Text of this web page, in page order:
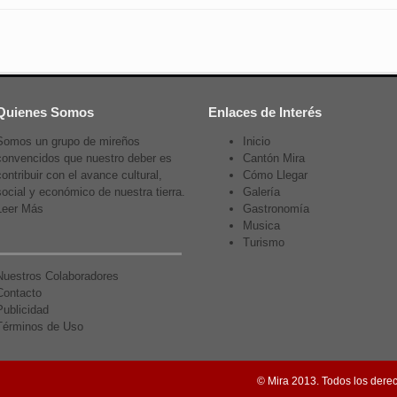
Somos
un grupo de mireños
que nuestro deber es
con el avance cultural,
y económico de nuestra tierra.
Más
Colaboradores
de Uso
Enlaces de Interés
Inicio
Cantón Mira
Cómo Llegar
Galería
Gastronomía
Musica
Turismo
© Mira 2013. Todos los